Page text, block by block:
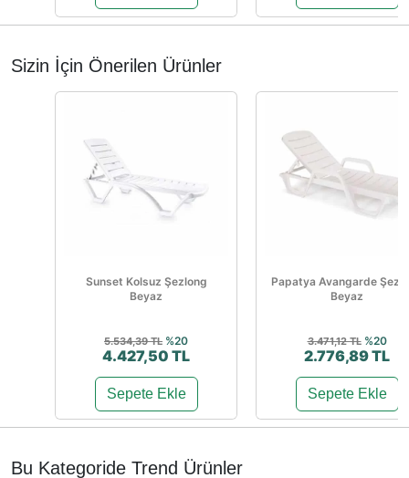
Sizin İçin Önerilen Ürünler
Sunset Kolsuz Şezlong
Beyaz
5.534,39 TL %20
4.427,50 TL
Sepete Ekle
Papatya Avangarde
Beyaz
3.471,12 TL %20
2.776,89 TL
Sepete Ekle
Bu Kategoride Trend Ürünler